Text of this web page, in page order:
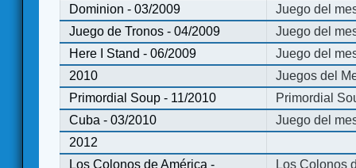
Dominion - 03/2009
Juego del
Juego de Tronos - 04/2009
Juego del
Here I Stand - 06/2009
Juego del
2010
Juegos del
Primordial Soup - 11/2010
Primordial
Cuba - 03/2010
Juego del
2012
Los Colonos de América -
Los Colonos